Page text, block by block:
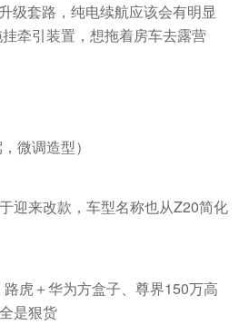
级套路，纯电续航应该会有明显
牵引装置，想拖着房车去露营
微调造型）
迎来改款，车型名称也从Z20简化